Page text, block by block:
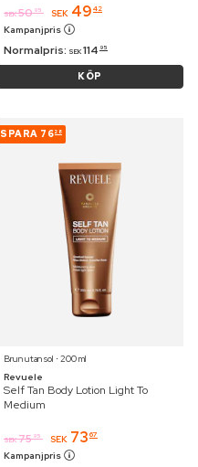
SEK 50 95 SEK 49 42
Kampanjpris
Normalpris: SEK 114 95
KÖP
SPARA 7628
Brun utan sol ⋅ 200 ml
Revuele
Self Tan Body Lotion Light To
Medium
SEK 75 95 SEK 73 67
Kampanjpris